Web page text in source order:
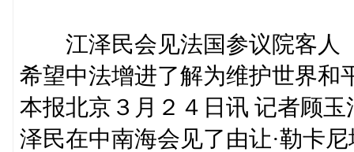
江泽民会见法国参议院客人
希望中法增进了解为维护世界和
本报北京３月２４日讯 记者顾
泽民在中南海会见了由让·勒卡